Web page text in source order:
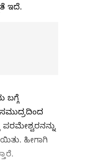
ಇದೆ.
ಬಗ್ಗೆ
ಹೀಗಾಗಿ